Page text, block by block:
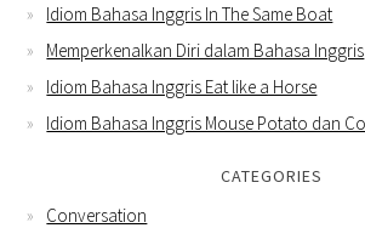
Idiom Bahasa Inggris In The Same Boat
Memperkenalkan Diri dalam Bahasa Inggris
Idiom Bahasa Inggris Eat like a Horse
Idiom Bahasa Inggris Mouse Potato dan
CATEGORIES
Conversation